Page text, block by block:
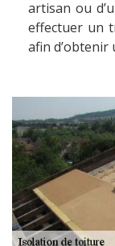
artisan ou
effectuer un
afin